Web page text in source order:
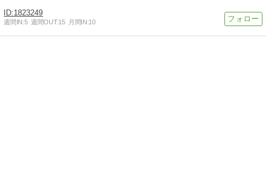
1823249
週間IN:5 週間OUT:15 月間IN:10